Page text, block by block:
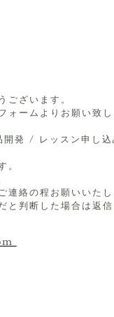
ございます。
ォームよりお願い致
開発 / レッスン申し
。
連絡の程お願いいた
と判断した場合は返